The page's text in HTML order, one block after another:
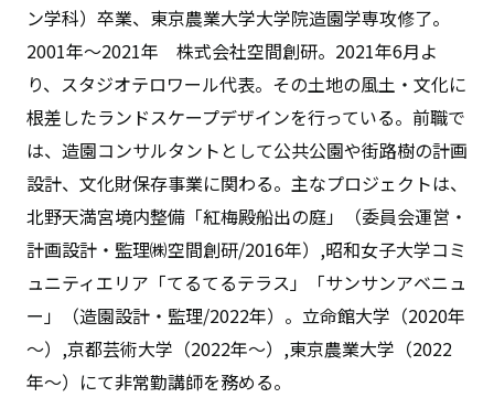
ン学科）卒業、東京農業大学大学院造園学専攻修了。
2001年～2021年 株式会社空間創研。2021年6月よ
り、スタジオテロワール代表。その土地の風土・文化に
根差したランドスケープデザインを行っている。前職で
は、造園コンサルタントとして公共公園や街路樹の計画
設計、文化財保存事業に関わる。主なプロジェクトは、
北野天満宮境内整備「紅梅殿船出の庭」（委員会運営・
計画設計・監理㈱空間創研/2016年）,昭和女子大学コミ
ュニティエリア「てるてるテラス」「サンサンアベニュ
ー」（造園設計・監理/2022年）。立命館大学（2020年
～）,京都芸術大学（2022年～）,東京農業大学（2022
年～）にて非常勤講師を務める。